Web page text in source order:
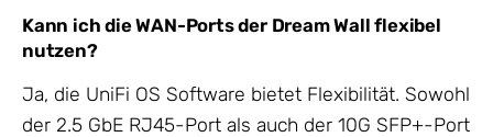
Kann ich die WAN-Ports der Dream Wall flexibel
nutzen?
Ja, die UniFi OS Software bietet Flexibilität. Sowohl
der 2.5 GbE RJ45-Port als auch der 10G SFP+-Port